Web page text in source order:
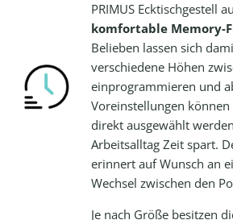
PRIMUS Ecktischgestell
komfortable Memory-
Belieben lassen sich
verschiedene Höhen
einprogrammieren und
Voreinstellungen
direkt ausgewählt
Arbeitsalltag Zeit spart.
erinnert auf Wunsch an
Wechsel zwischen den
Je nach Größe besitzen